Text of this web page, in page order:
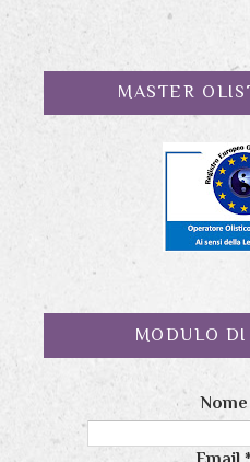
MASTER
MODULO DI
Nome